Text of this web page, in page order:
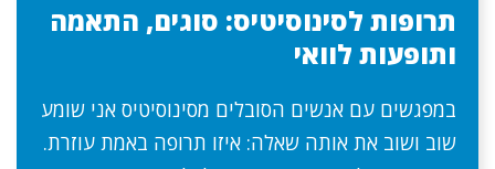
תרופות לסינוסיטיס: סוגים, התאמה
ותופעות לוואי
במפגשים עם אנשים הסובלים מסינוסיטיס אני שומע
שוב ושוב את אותה שאלה: איזו תרופה באמת עוזרת.